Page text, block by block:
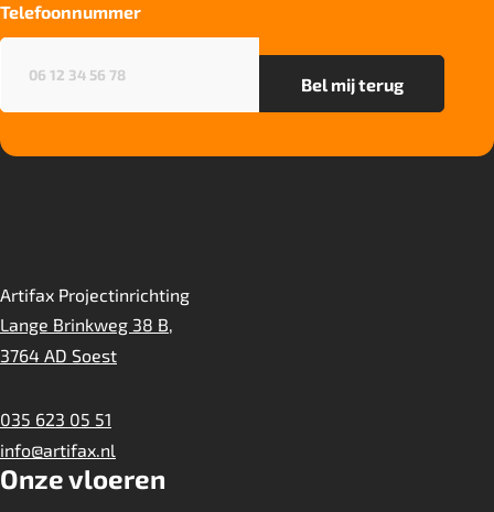
Particulier gebruik
Project gebruik
sterk
Telefoonnummer
Artifax Projectinrichting
Lange Brinkweg 38 B,
3764 AD Soest
035 623 05 51
info@artifax.nl
Onze vloeren